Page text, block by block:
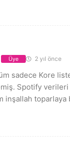
Üye 2 yıl önce
sadece Kore
Spotify
inşallah toparlaya